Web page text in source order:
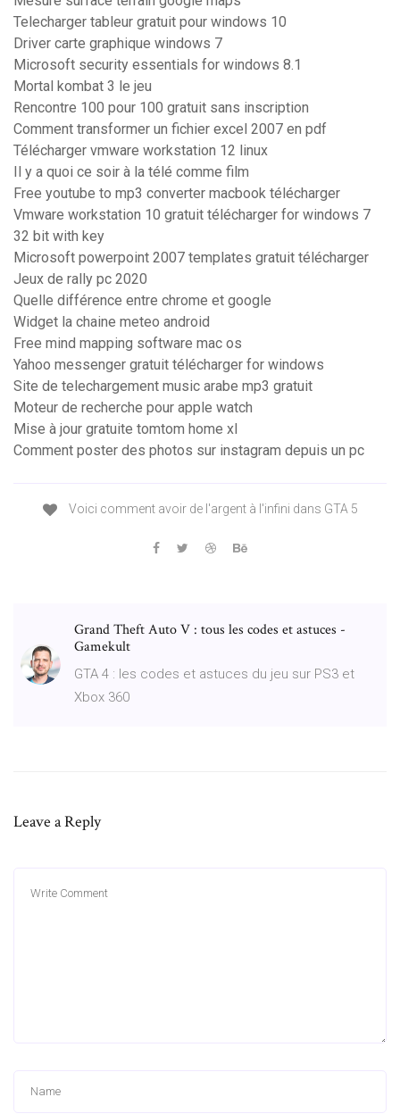
Telecharger tableur gratuit pour windows 10
Driver carte graphique windows 7
Microsoft security essentials for windows 8.1
Mortal kombat 3 le jeu
Rencontre 100 pour 100 gratuit sans inscription
Comment transformer un fichier excel 2007 en pdf
Télécharger vmware workstation 12 linux
Il y a quoi ce soir à la télé comme film
Free youtube to mp3 converter macbook télécharger
Vmware workstation 10 gratuit télécharger for windows 7
32 bit with key
Microsoft powerpoint 2007 templates gratuit télécharger
Jeux de rally pc 2020
Quelle différence entre chrome et google
Widget la chaine meteo android
Free mind mapping software mac os
Yahoo messenger gratuit télécharger for windows
Site de telechargement music arabe mp3 gratuit
Moteur de recherche pour apple watch
Mise à jour gratuite tomtom home xl
Comment poster des photos sur instagram depuis un pc
Voici comment avoir de l'argent à l'infini dans GTA 5
Grand Theft Auto V : tous les codes et astuces -
Gamekult
GTA 4 : les codes et astuces du jeu sur PS3 et
Xbox 360
Leave a Reply